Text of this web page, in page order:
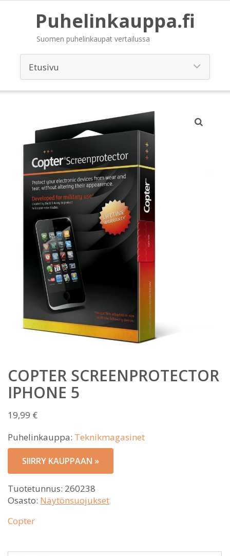
Puhelinkauppa.fi
Suomen puhelinkaupat vertailussa
COPTER SCREENPROTECTOR
IPHONE 5
19,99 €
Puhelinkauppa: Teknikmagasinet
SIIRRY KAUPPAAN »
Tuotetunnus: 260238
Osasto: Näytönsuojukset
Copter